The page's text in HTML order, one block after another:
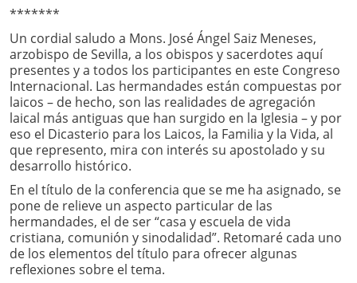
*******
Un cordial saludo a Mons. José Ángel Saiz Meneses,
arzobispo de Sevilla, a los obispos y sacerdotes aquí
presentes y a todos los participantes en este Congreso
Internacional. Las hermandades están compuestas por
laicos – de hecho, son las realidades de agregación
laical más antiguas que han surgido en la Iglesia – y por
eso el Dicasterio para los Laicos, la Familia y la Vida, al
que represento, mira con interés su apostolado y su
desarrollo histórico.
En el título de la conferencia que se me ha asignado, se
pone de relieve un aspecto particular de las
hermandades, el de ser “casa y escuela de vida
cristiana, comunión y sinodalidad”. Retomaré cada uno
de los elementos del título para ofrecer algunas
reflexiones sobre el tema.